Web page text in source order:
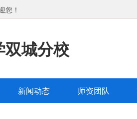
您！
双城分校
新闻动态 师资团队